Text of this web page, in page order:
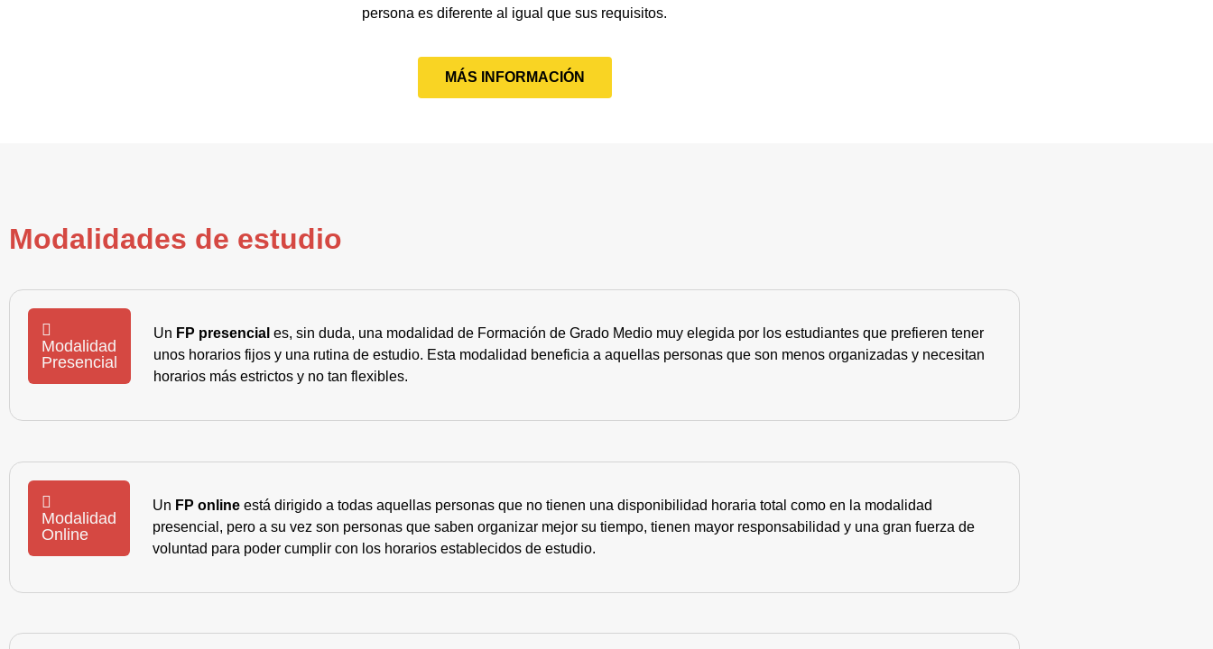
persona es diferente al igual que sus requisitos.
MÁS INFORMACIÓN
Modalidades de estudio
Modalidad
Presencial
Un FP presencial es, sin duda, una modalidad de Formación de Grado Medio muy elegida por los estudiantes que prefieren tener
unos horarios fijos y una rutina de estudio. Esta modalidad beneficia a aquellas personas que son menos organizadas y necesitan
horarios más estrictos y no tan flexibles.
Modalidad
Online
Un FP online está dirigido a todas aquellas personas que no tienen una disponibilidad horaria total como en la modalidad
presencial, pero a su vez son personas que saben organizar mejor su tiempo, tienen mayor responsabilidad y una gran fuerza de
voluntad para poder cumplir con los horarios establecidos de estudio.